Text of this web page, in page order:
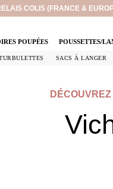
COLIS (FRANCE &
POUPÉES POUSSETTES/
SACS À LANGER